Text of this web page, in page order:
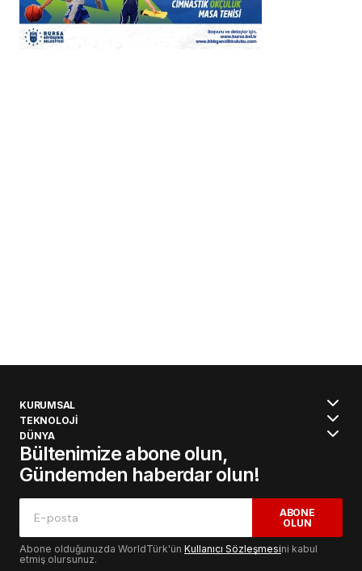
KURUMSAL
TEKNOLOJİ
DÜNYA
Bültenimize abone olun,
Gündemden haberdar olun!
ABONE
OLUN
Abone olduğunuzda WorldTürk'ün Kullanıcı Sözleşmesini kabul
etmiş olursunuz.